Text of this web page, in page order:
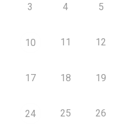
3 4 5
10 11 12
17 18 19
24 25 26